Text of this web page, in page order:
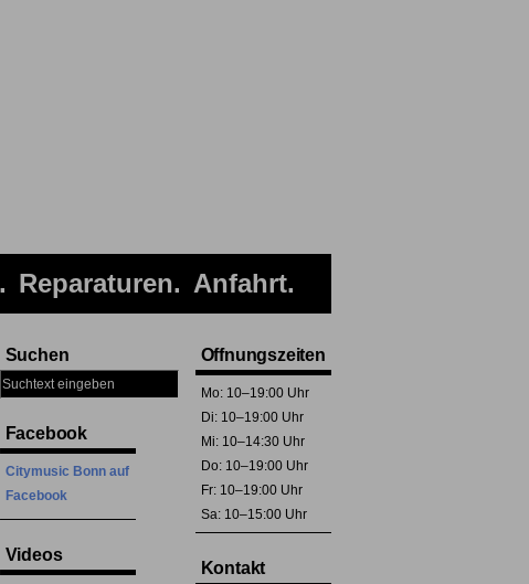
Reparaturen Anfahrt
Suchen
Facebook
Citymusic Bonn auf
Facebook
Videos
Öffnungszeiten
Mo: 10–19:00 Uhr
Di: 10–19:00 Uhr
Mi: 10–14:30 Uhr
Do: 10–19:00 Uhr
Fr: 10–19:00 Uhr
Sa: 10–15:00 Uhr
Kontakt